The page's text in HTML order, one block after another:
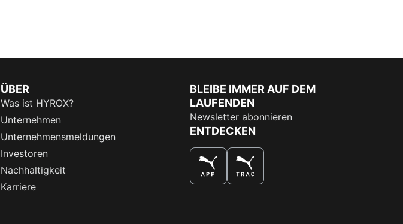
ÜBER
Was ist HYROX?
Unternehmen
Unternehmensmeldungen
Investoren
Nachhaltigkeit
Karriere
BLEIBE IMMER AUF DEM
LAUFENDEN
Newsletter abonnieren
ENTDECKEN